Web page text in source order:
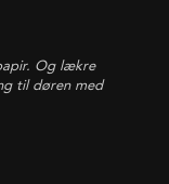
Og lækre
til døren med